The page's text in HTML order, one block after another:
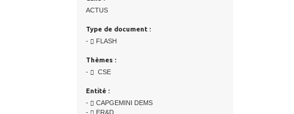
ACTUS
Type de document :
-
FLASH
Thèmes :
-
CSE
Entité :
-
CAPGEMINI DEMS
-
ER&D